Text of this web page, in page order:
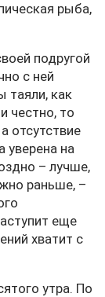
рыба,
подругой
с ней
таяли, как
честно, то
отсутствие
уверена на
– лучше,
раньше, –
еще
хватит с
утра. По